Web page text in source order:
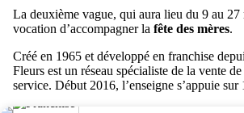
La deuxième vague, qui aura lieu du 9 au
vocation d’accompagner la fête des mères.
Créé en 1965 et développé en franchise
Fleurs est un réseau spécialiste de la vente
service. Début 2016, l’enseigne s’appuie sur